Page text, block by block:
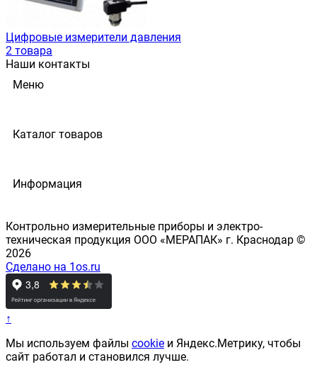
Цифровые измерители давления
2 товара
Наши контакты
Меню
Каталог товаров
Информация
Контрольно измерительные приборы и электро-
техническая продукция ООО «МЕРАПАК» г. Краснодар ©
2026
Сделано на 1os.ru
↑
Мы используем файлы cookie и Яндекс.Метрику, чтобы
сайт работал и становился лучше.